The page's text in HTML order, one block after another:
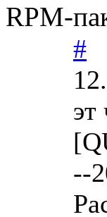
RPM-
#
эт
--